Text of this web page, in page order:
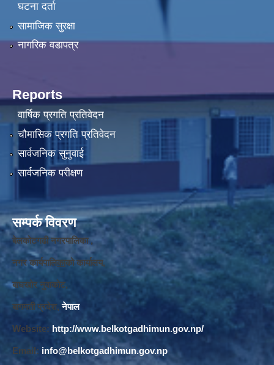
घटना दर्ता
सामाजिक सुरक्षा
नागरिक वडापत्र
Reports
वार्षिक प्रगति प्रतिवेदन
चौमासिक प्रगति प्रतिवेदन
सार्वजनिक सुनुवाई
सार्वजनिक परीक्षण
सम्पर्क विवरण
बेलकोटगढी नगरपालिका ,
नगर कार्यपालिकाको कार्यालय,
बाघखोर नुवाकोट,
बागमती प्रदेश, नेपाल
Website: http://www.belkotgadhimun.gov.np/
Email: info@belkotgadhimun.gov.np